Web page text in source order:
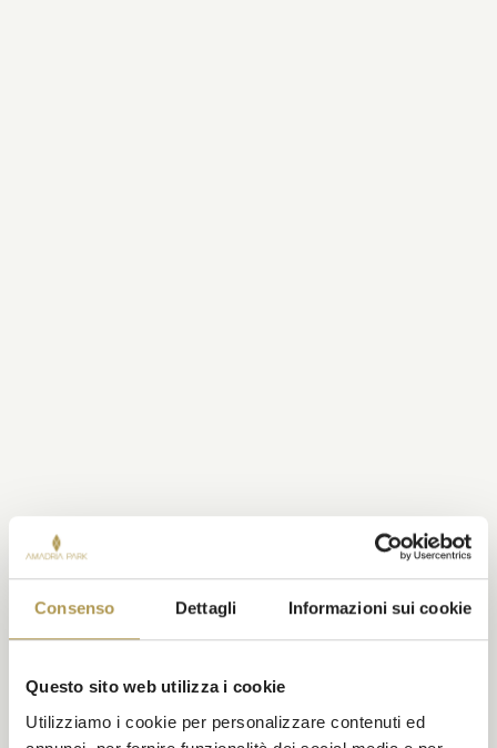
Consenso Dettagli Informazioni sui cookie
Questo sito web utilizza i cookie
Utilizziamo i cookie per personalizzare contenuti ed